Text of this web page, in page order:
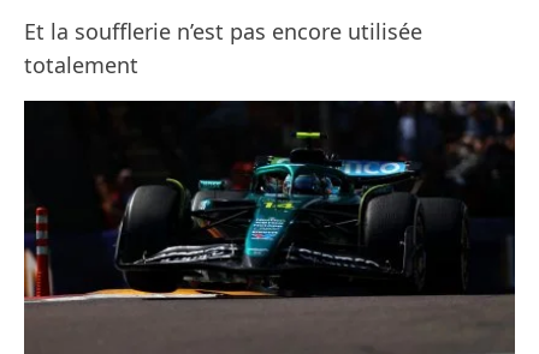
Et la soufflerie n’est pas encore utilisée
totalement